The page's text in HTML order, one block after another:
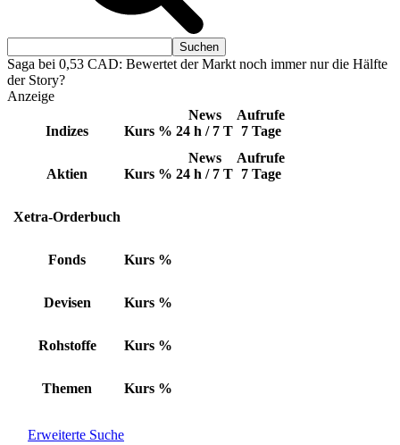
Saga bei 0,53 CAD: Bewertet der Markt noch immer nur die Hälfte
der Story?
Anzeige
Indizes Kurs %
News
24 h / 7 T
Aufrufe
7 Tage
Aktien Kurs %
News
24 h / 7 T
Aufrufe
7 Tage
Xetra-Orderbuch
Fonds Kurs %
Devisen Kurs %
Rohstoffe Kurs %
Themen Kurs %
Erweiterte Suche